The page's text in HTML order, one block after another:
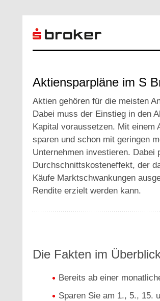
Aktiensparpläne im S
Aktien gehören für die meisten
Dabei muss der Einstieg in den
Kapital voraussetzen. Mit einem
sparen und schon mit geringen
Unternehmen investieren.
Durchschnittskosteneffekt, der
Käufe Marktschwankungen
Rendite erzielt werden kann.
Die Fakten im
Bereits ab einer
Sparen Sie am 1., 5., 15.